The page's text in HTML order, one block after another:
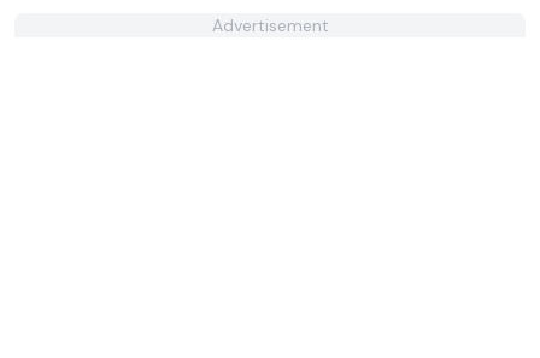
Advertisement